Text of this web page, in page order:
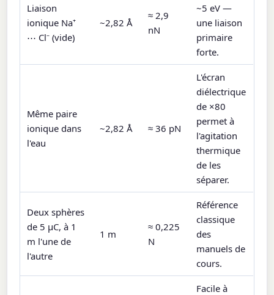
Liaison
ionique Na⁺
⋯ Cl⁻ (vide)
~2,82 Å
≈ 2,9
nN
~5 eV —
une liaison
primaire
forte.
Même paire
ionique dans
l'eau
~2,82 Å ≈ 36 pN
L'écran
diélectrique
de ×80
permet à
l'agitation
thermique
de les
séparer.
Deux sphères
de 5 µC, à 1
m l'une de
l'autre
1 m
≈ 0,225
N
Référence
classique
des
manuels de
cours.
Facile à